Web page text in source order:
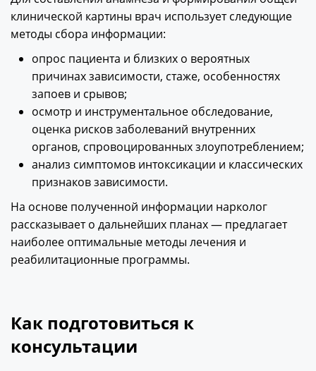
клинической картины врач использует следующие
методы сбора информации:
опрос пациента и близких о вероятных
причинах зависимости, стаже, особенностях
запоев и срывов;
осмотр и инструментальное обследование,
оценка рисков заболеваний внутренних
органов, спровоцированных злоупотреблением;
анализ симптомов интоксикации и классических
признаков зависимости.
На основе полученной информации нарколог
рассказывает о дальнейших планах — предлагает
наиболее оптимальные методы лечения и
реабилитационные программы.
Как подготовиться к
консультации